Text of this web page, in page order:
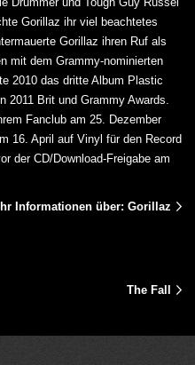
Gorillaz ihr viel beachtetes
Gorillaz ihren Ruf als
mit dem Grammy-nominierten
2010 das dritte Album Plastic
2011 Brit und Grammy Awards.
Fanclub am 25. Dezember
16. April auf Vinyl für den Record
der CD/Download-Freigabe am
Informationen über: Gorillaz
The Fall